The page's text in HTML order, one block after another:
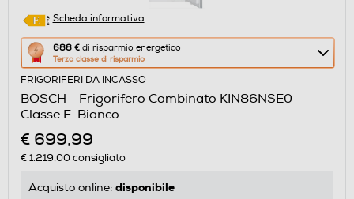
Scheda informativa
688 € di risparmio energetico
Terza classe di risparmio
Questa
azione
aprirà
il
Calcolatore
di
risparmio
energetico
FRIGORIFERI DA INCASSO
BOSCH - Frigorifero Combinato KIN86NSE0
Classe E-Bianco
€ 699,99
€ 1.219,00consigliato
Acquisto online: disponibile